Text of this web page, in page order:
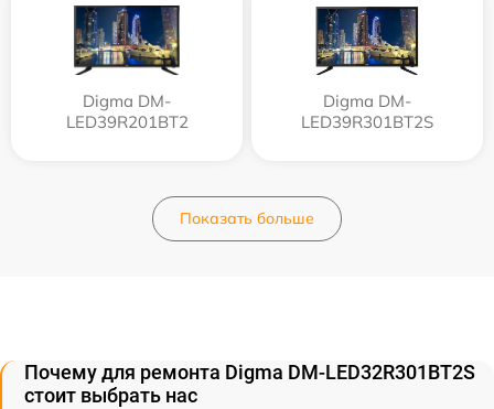
Digma DM-
LED39R201BT2
Digma DM-
LED39R301BT2S
Показать больше
Почему для ремонта Digma DM-LED32R301BT2S
стоит выбрать нас